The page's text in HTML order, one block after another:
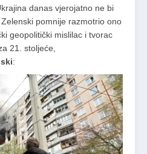
danas vjerojatno ne bi
pomnije razmotrio ono
geopolitički mislilac i tvorac
21. stoljeće,
: